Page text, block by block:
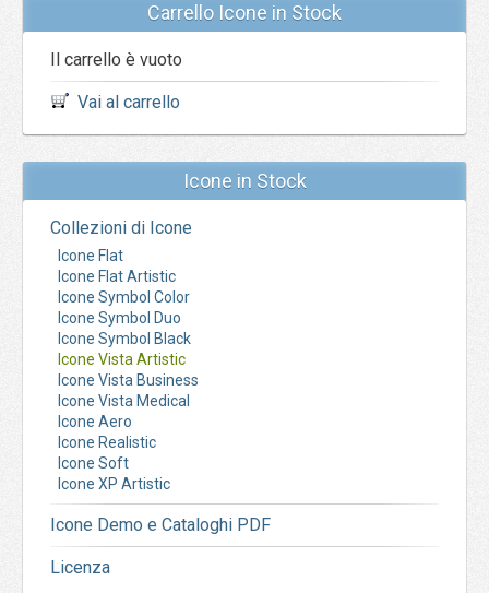
Carrello Icone in Stock
Il carrello è vuoto
Vai al carrello
Icone in Stock
Collezioni di Icone
Icone Flat
Icone Flat Artistic
Icone Symbol Color
Icone Symbol Duo
Icone Symbol Black
Icone Vista Artistic
Icone Vista Business
Icone Vista Medical
Icone Aero
Icone Realistic
Icone Soft
Icone XP Artistic
Icone Demo e Cataloghi PDF
Licenza